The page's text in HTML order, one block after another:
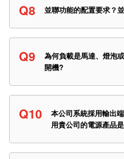
Q8 並聯功能的配置要求？
Q9
為何負載是馬達、燈泡
開機?
Q10
本公司系統採用輸出
用貴公司的電源產品